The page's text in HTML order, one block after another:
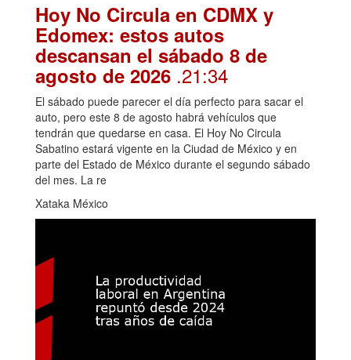
Hoy No Circula en CDMX y
Edomex: estos autos
descansan el sábado 8 de
agosto de 2026 .21:34
El sábado puede parecer el día perfecto para sacar el
auto, pero este 8 de agosto habrá vehículos que
tendrán que quedarse en casa. El Hoy No Circula
Sabatino estará vigente en la Ciudad de México y en
parte del Estado de México durante el segundo sábado
del mes. La re
Xataka México